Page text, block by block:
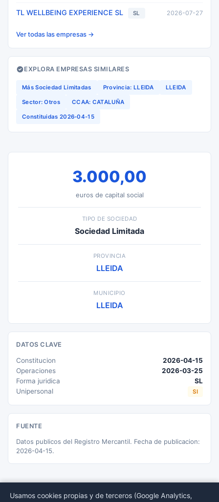
TL WELLBEING EXPERIENCE SL SL 2026-07-27
Ver todas las empresas →
EXPLORA EMPRESAS SIMILARES
Más Sociedad Limitadas Provincia: LLEIDA LLEIDA
Sector: Otros CCAA: CATALUÑA
Constituidas 2026-04-15
3.000,00
euros de capital social
TIPO DE SOCIEDAD
Sociedad Limitada
PROVINCIA
LLEIDA
MUNICIPIO
LLEIDA
DATOS CLAVE
Constitucion
2026-04-15
Operaciones
2026-03-25
Forma juridica
SL
Unipersonal
SI
FUENTE
Datos publicos del Registro Mercantil. Fecha de publicacion:
2026-04-15.
Usamos cookies propias y de terceros (Google Analytics,